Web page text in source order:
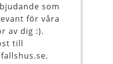
som
för våra
av dig :).
till